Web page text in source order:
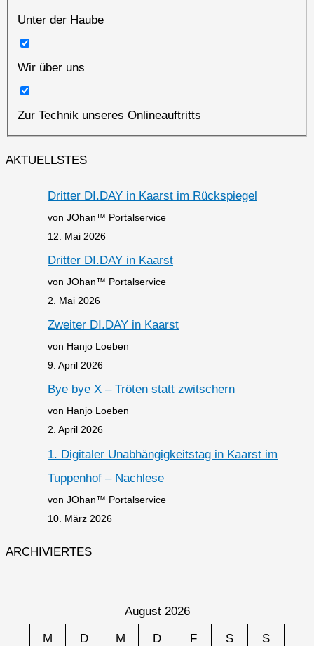
Unter der Haube
Wir über uns
Zur Technik unseres Onlineauftritts
AKTUELLSTES
Dritter DI.DAY in Kaarst im Rückspiegel
von JOhan™ Portalservice
12. Mai 2026
Dritter DI.DAY in Kaarst
von JOhan™ Portalservice
2. Mai 2026
Zweiter DI.DAY in Kaarst
von Hanjo Loeben
9. April 2026
Bye bye X – Tröten statt zwitschern
von Hanjo Loeben
2. April 2026
1. Digitaler Unabhängigkeitstag in Kaarst im
Tuppenhof – Nachlese
von JOhan™ Portalservice
10. März 2026
ARCHIVIERTES
August 2026
M D M D F S S